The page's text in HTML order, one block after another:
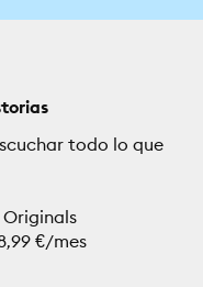
todo lo que
€/mes